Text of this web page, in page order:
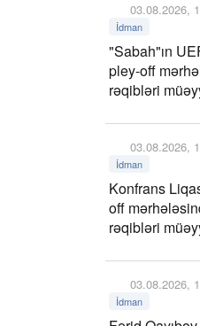
03.08.2026,
İdman
"Sabah"ın
pley-off
rəqibləri
03.08.2026,
İdman
Konfrans
off
rəqibləri
03.08.2026,
İdman